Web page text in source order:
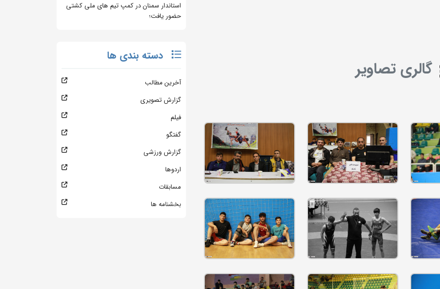
گالری تصاویر
استاندار سمنان در کمپ تیم های ملی کشتی
حضور یافت؛
دسته بندی ها
آخرین مطالب
گزارش تصویری
فیلم
گفتگو
گزارش ورزشی
اردوها
مسابقات
بخشنامه ها